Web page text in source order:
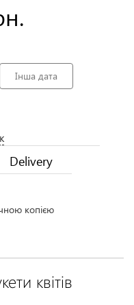
Інша дата
Delivery
копією
квітів